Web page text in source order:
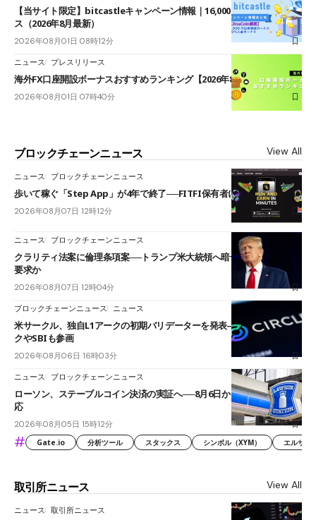
【当サイト限定】bitcastleキャンペーン情報｜16,000円口座開設ボーナ
ス（2026年8月最新）
2026年08月01日 08時12分
ニュース プレスリリース
海外FX口座開設ボーナスおすすめランキング【2026年8月最新】
2026年08月01日 07時40分
ブロックチェーンニュース View All
ニュース ブロックチェーンニュース
歩いて稼ぐ「Step App」が4年で終了──FITFI保有者に対応呼びかけ
2026年08月07日 12時12分
ニュース ブロックチェーンニュース
クラリティ法案に倫理条項案──トランプ米大統領へ暗号資産事業の売却
要求か
2026年08月07日 12時04分
ブロックチェーンニュース ニュース
米サークル、独自L1アークの初期バリデーターを発表――ブラックロッ
クやSBIも参画
2026年08月06日 16時03分
ニュース ブロックチェーンニュース
ローソン、ステーブルコイン決済の実証へ──8月6日からJPYCやUSDC対
応
2026年08月05日 15時12分
# Gate.io 分析ツール スタックス シンボル（XYM） エルサル
取引所ニュース View All
ニュース 取引所ニュース